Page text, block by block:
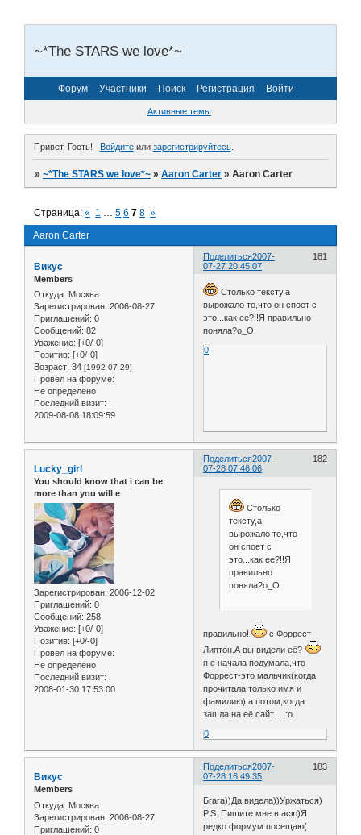
~*The STARS we love*~
Форум Участники Поиск Регистрация Войти
Активные темы
Привет, Гость! Войдитеили зарегистрируйтесь.
»~*The STARS we love*~ »Aaron Carter »Aaron Carter
Aaron Carter
Страница:« 1 … 5 6 7 8 »
Поделиться 181
2007-
07-27 20:45:07
Викус
Members
Откуда: Москва
Зарегистрирован: 2006-08-27
Приглашений: 0
Сообщений: 82
Уважение: [+0/-0]
Позитив: [+0/-0]
Возраст: 34 [1992-07-29]
Провел на форуме:
Не определено
Последний визит:
2009-08-08 18:09:59
Столько тексту,а
вырожало то,что он споет с
это...как ее?!!Я правильно
поняла?о_О
0
Поделиться 182
2007-
07-28 07:46:06
Lucky_girl
You should know that i can be
more than you will e
Зарегистрирован: 2006-12-02
Приглашений: 0
Сообщений: 258
Уважение: [+0/-0]
Позитив: [+0/-0]
Провел на форуме:
Не определено
Последний визит:
2008-01-30 17:53:00
Столько
тексту,а
вырожало то,что
он споет с
это...как ее?!!Я
правильно
поняла?о_О
правильно!
с Форрест
Липтон.А вы видели её?
я с начала подумала,что
Форрест-это мальчик(когда
прочитала только имя и
фамилию),а потом,когда
зашла на её сайт.... :o
0
Поделиться 183
2007-
07-28 16:49:35
Викус
Members
Откуда: Москва
Зарегистрирован: 2006-08-27
Приглашений: 0
Бгага))Да,видела))Уржаться)
P.S. Пишите мне в асю)Я
редко формум посещаю(